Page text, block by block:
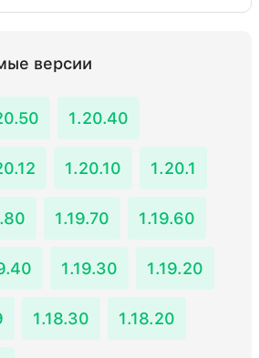
версии
1.20.40
1.20.10 1.20.1
1.19.70 1.19.60
1.19.30 1.19.20
1.18.30 1.18.20